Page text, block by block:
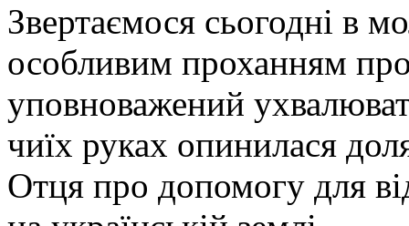
Звертаємося сьогодні в
особливим проханням
уповноважений
чиїх руках опинилася
Отця про допомогу для